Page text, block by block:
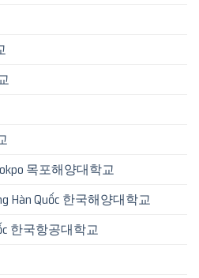
목포해양대학교
Hàn Quốc 한국해양대학교
한국항공대학교